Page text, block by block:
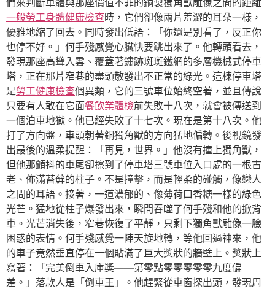
們來判斷車體與那座價值不菲的銅製獨角獸雕像之間的距離
一般勞工身體健康檢查時，它們卻像兩片羞澀的耳朵一樣，
優雅地縮了回去。同時發出低語：「你還是別看了，反正你
也停不好。」何手殘感覺心臟快要跳出來了。他轉頭看去，
發現那座高聳入雲、覆蓋著鏽跡斑斑鐵網的多層機械式停車
塔，正在那片窄巷的盡頭散發出不正常的綠光。這棟停車塔
是勞工健康檢查個異類，它的三號車位始終空著，並且傳說
只要有人敢在它面餐飲業體檢前失敗十八次，就會被傳送到
一個泊車地獄。他已經失敗了十七次。現在是第十八次。他
打了方向盤，車頭朝著銅獨角獸的方向猛地偏轉。後視鏡發
出最後的溫柔提醒：「再見，世界。」他沒有撞上獨角獸，
但他那顫抖的車尾卻擦到了停車塔三號車位入口處的一根古
老、佈滿苔蘚的柱子。不是撞擊，而是輕柔的碰觸，像戀人
之間的耳語。接著，一道濃郁的、像薄荷口香糖一樣的綠色
光芒。猛地從柱子爆發出來，瞬間吞噬了何手殘和他的掀背
車。光芒消失後，窄巷恢復了平靜，只剩下獨角獸雕像一臉
困惑的表情。何手殘感覺一陣天旋地轉，等他回過神來，他
的車子竟然垂直停在一個貼滿了巨大獎狀的牆壁上。獎狀上
寫著：「完美倒車入庫獎——第零點零零零零零九度偏
差。」落款人是「倒車王」。他趕緊從車窗探出頭，發現周